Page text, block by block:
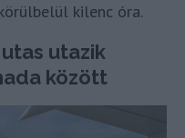
kilenc óra.
utazik
között